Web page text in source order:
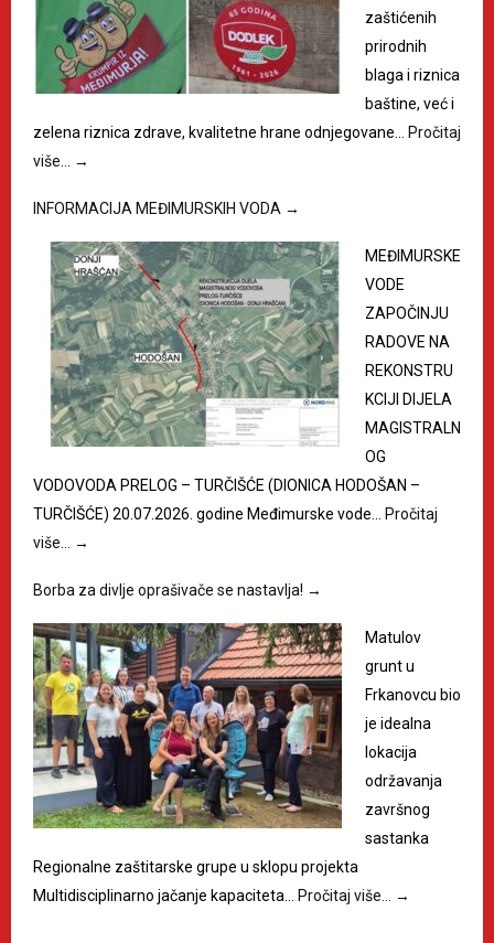
zaštićenih
prirodnih
blaga i riznica
baštine, već i
zelena riznica zdrave, kvalitetne hrane odnjegovane… Pročitaj
više… →
INFORMACIJA MEĐIMURSKIH VODA →
MEĐIMURSKE
VODE
ZAPOČINJU
RADOVE NA
REKONSTRU
KCIJI DIJELA
MAGISTRALN
OG
VODOVODA PRELOG – TURČIŠĆE (DIONICA HODOŠAN –
TURČIŠĆE) 20.07.2026. godine Međimurske vode… Pročitaj
više… →
Borba za divlje oprašivače se nastavlja! →
Matulov
grunt u
Frkanovcu bio
je idealna
lokacija
održavanja
završnog
sastanka
Regionalne zaštitarske grupe u sklopu projekta
Multidisciplinarno jačanje kapaciteta… Pročitaj više… →